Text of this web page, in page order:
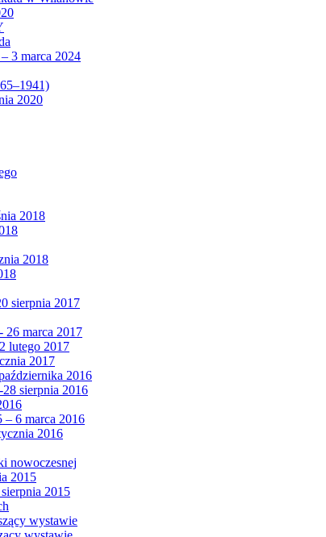
3 marca 2024
2020
2018
2018
sierpnia 2017
26 marca 2017
lutego 2017
2017
2016
28 sierpnia 2016
– 6 marca 2016
2016
nowoczesnej
2015
2015
wystawie